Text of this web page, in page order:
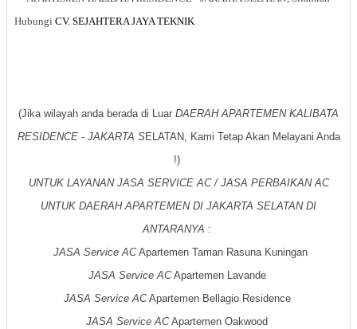
Hubungi CV. SEJAHTERA JAYA TEKNIK
(Jika wilayah anda berada di Luar DAERAH APARTEMEN KALIBATA
RESIDENCE - JAKARTA SELATAN, Kami Tetap Akan Melayani Anda
!)
UNTUK LAYANAN JASA SERVICE AC / JASA PERBAIKAN AC
UNTUK DAERAH APARTEMEN DI JAKARTA SELATAN DI
ANTARANYA :
JASA Service ACApartemen Taman Rasuna Kuningan
JASA Service ACApartemen Lavande
JASA Service ACApartemen Bellagio Residence
JASA Service ACApartemen Oakwood